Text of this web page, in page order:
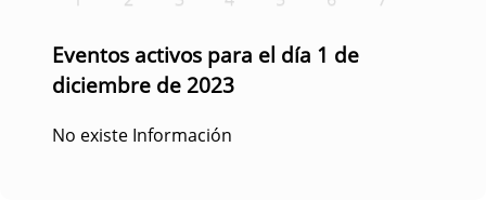
Eventos activos para el día 1 de
diciembre de 2023
No existe Información